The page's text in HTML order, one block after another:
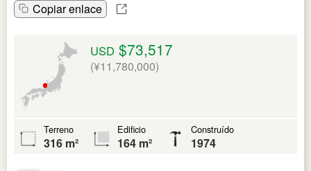
Copiar enlace
USD $73,517
(¥11,780,000)
Terreno
316 m²
Edificio
164 m²
Construído
1974